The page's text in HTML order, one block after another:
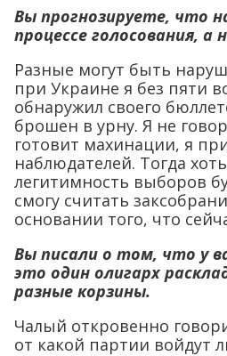
Вы прогнозируете, что
процессе голосования, а
Разные могут быть
при Украине я без пяти
обнаружил своего
брошен в урну. Я не
готовит махинации, я
наблюдателей. Тогда
легитимность выборов
смогу считать
основании того, что
Вы писали о том, что у
это один олигарх
разные корзины.
Чалый откровенно
от какой партии войдут